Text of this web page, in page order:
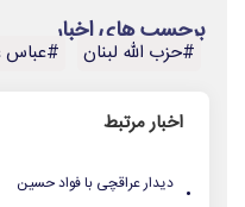
برچسب های اخبار
#حزب الله لبنان #عباس
اخبار مرتبط
. دیدار عراقچی با فواد حسین